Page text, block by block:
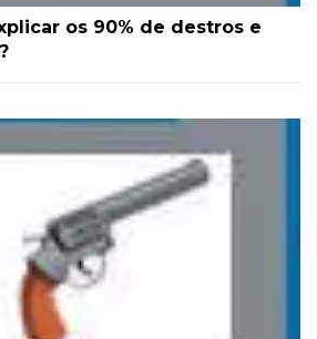
os 90% de destros e